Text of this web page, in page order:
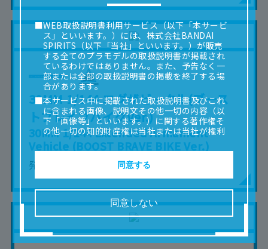
30MM 1/144 エグザビークル(ブース
トブレイブバイクVer.)
30MM 1/144 Extended Armament
Vehicle (BOOST BRAVE BIKE Ver.)
発売日 2025年8月30日発売
■WEB取扱説明書利用サービス（以下「本サービ
ス」といいます。）には、株式会社BANDAI
SPIRITS（以下「当社」といいます。）が販売
する全てのプラモデルの取扱説明書が掲載され
ているわけではありません。また、予告なく一
部または全部の取扱説明書の掲載を終了する場
合があります。
■本サービス中に掲載された取扱説明書及びこれ
に含まれる画像、説明文その他一切の内容（以
下「画像等」といいます。）に関する著作権そ
の他一切の知的財産権は当社または当社が権利
の許諾を受ける第三者に帰属します。
使用（本サービス内の意見投稿の目的での画像
等の利用を含みます。）を超えて使用（複製、
複写、改変、掲示、頒布、配信、販売、出版等
を含むがこれに限りません。）することは禁止
いたします。
■掲載している取扱説明書は、お客様が購入され
た商品に同梱されたものと異なる場合がありま
す。
同意しない
同意する